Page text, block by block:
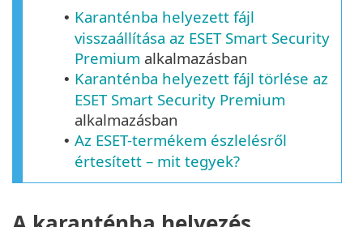
• Karanténba helyezett fájl
visszaállítása az ESET Smart Security
Premium alkalmazásban
• Karanténba helyezett fájl törlése az
ESET Smart Security Premium
alkalmazásban
• Az ESET-termékem észlelésről
értesített – mit tegyek?